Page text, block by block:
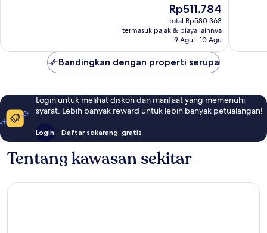
Harga
sekarang
Rp511.784
Rp511.784
total Rp580.363
termasuk pajak & biaya lainnya
9 Agu - 10 Agu
Bandingkan dengan properti serupa
Login untuk melihat diskon dan manfaat yang memenuhi
syarat. Lebih banyak reward untuk lebih banyak petualangan!
Login Daftar sekarang, gratis
Tentang kawasan sekitar